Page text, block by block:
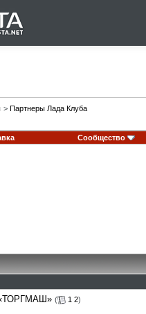
> Партнеры Лада Клуба
Сообщество
«ТОРГМАШ» ( 1 2)